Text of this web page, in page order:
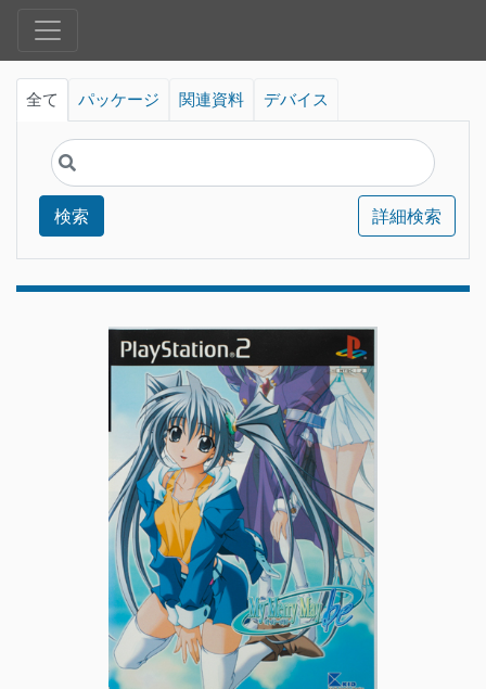
全て パッケージ 関連資料 デバイス
検索 詳細検索